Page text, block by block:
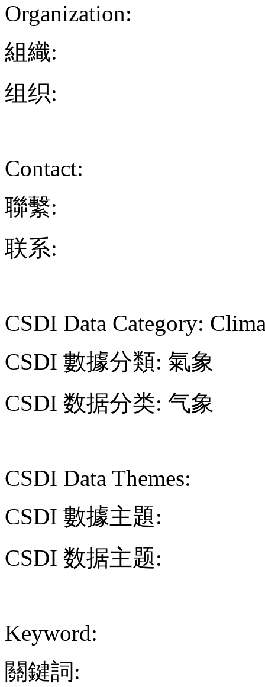
Organization:
組織:
组织:
Contact:
聯繫:
联系:
CSDI Data Category:
CSDI 數據分類: 氣象
CSDI 数据分类: 气象
CSDI Data Themes:
CSDI 數據主題:
CSDI 数据主题:
Keyword:
關鍵詞: